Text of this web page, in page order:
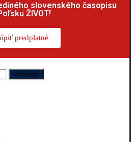
slovenského časopisu
ŽIVOT!
predplatné
Vyhľadať